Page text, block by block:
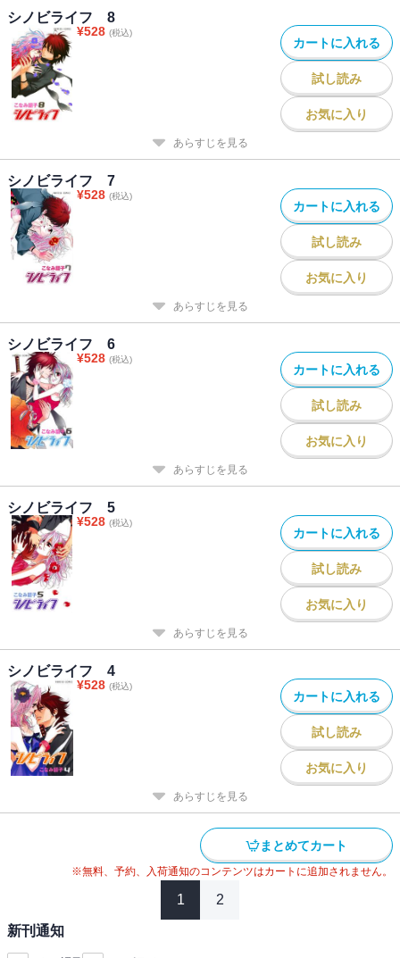
シノビライフ 8
¥528 (税込)
カートに入れる
試し読み
お気に入り
あらすじを見る
シノビライフ 7
¥528 (税込)
カートに入れる
試し読み
お気に入り
あらすじを見る
シノビライフ 6
¥528 (税込)
カートに入れる
試し読み
お気に入り
あらすじを見る
シノビライフ 5
¥528 (税込)
カートに入れる
試し読み
お気に入り
あらすじを見る
シノビライフ 4
¥528 (税込)
カートに入れる
試し読み
お気に入り
あらすじを見る
まとめてカート
※無料、予約、入荷通知のコンテンツはカートに追加されません。
1 2
新刊通知